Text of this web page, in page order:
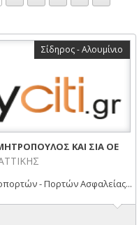
Σίδηρος - Αλουμίνιο
ΚΑΙ ΣΙΑ ΟΕ
- Πορτών Ασφαλείας...